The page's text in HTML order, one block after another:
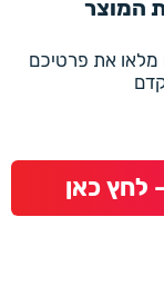
המוצר
אלינו למספר 073-7597187 או מלאו את פרטיכם
לחץ כאן